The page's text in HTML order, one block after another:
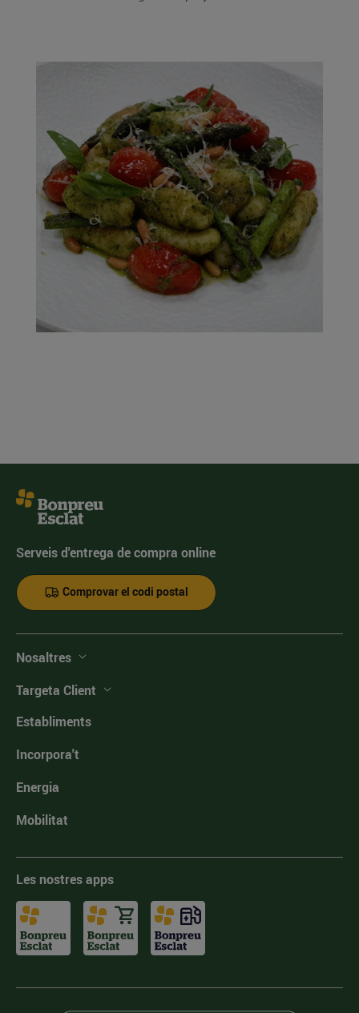
Serveis d'entrega de compra online
Comprovar el codi postal
Nosaltres
Targeta Client
Establiments
Incorpora't
Energia
Mobilitat
Les nostres apps